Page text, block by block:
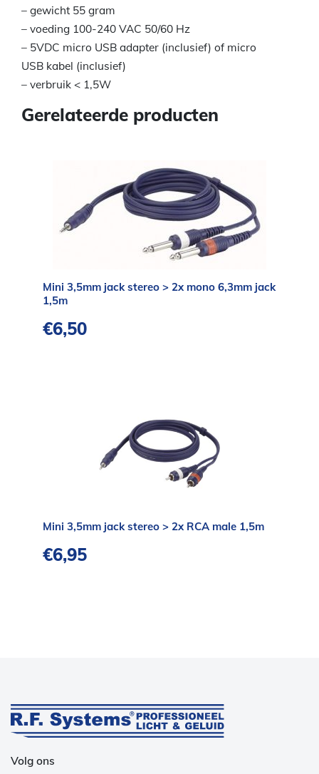
– gewicht 55 gram
– voeding 100-240 VAC 50/60 Hz
– 5VDC micro USB adapter (inclusief) of micro
USB kabel (inclusief)
– verbruik < 1,5W
Gerelateerde producten
Mini 3,5mm jack stereo > 2x mono 6,3mm jack
1,5m
€6,50
Mini 3,5mm jack stereo > 2x RCA male 1,5m
€6,95
Volg ons